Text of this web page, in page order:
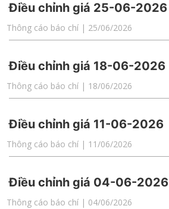
Điều chỉnh giá 25-06-2026
Thông cáo báo chí | 25/06/2026
Điều chỉnh giá 18-06-2026
Thông cáo báo chí | 18/06/2026
Điều chỉnh giá 11-06-2026
Thông cáo báo chí | 11/06/2026
Điều chỉnh giá 04-06-2026
Thông cáo báo chí | 04/06/2026